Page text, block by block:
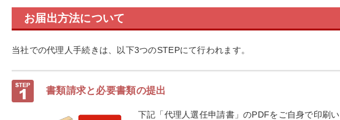
お届出方法について
当社での代理人手続きは、以下3つのSTEPにて行われます。
書類請求と必要書類の提出
下記「代理人選任申請書」のPDFをご自身で印刷い